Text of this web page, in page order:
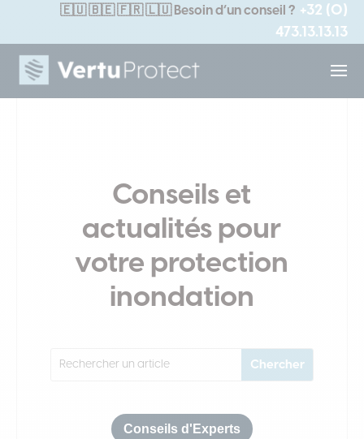
🇪🇺🇧🇪 🇫🇷 🇱🇺 Besoin d’un conseil ? +32 (0)
473.13.13.13
Conseils et
actualités pour
votre protection
inondation
Conseils d'Experts